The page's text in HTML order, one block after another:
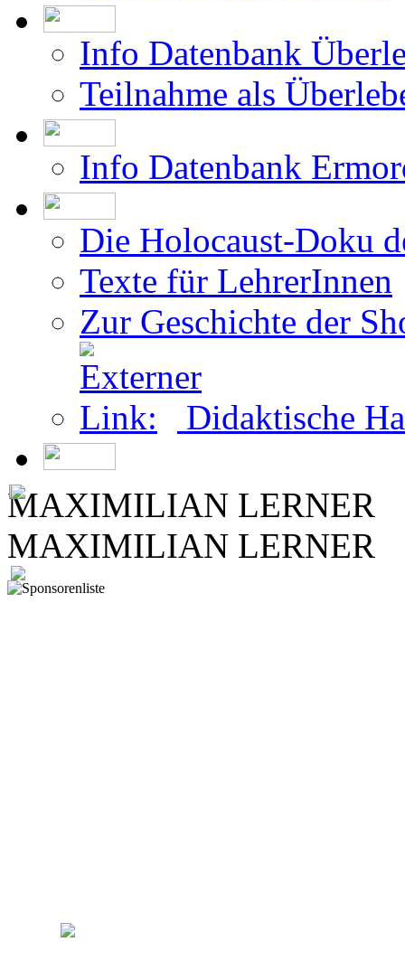
Info Datenbank
Teilnahme als
Info Datenbank
Die Holocaust-Doku
Texte für LehrerInnen
Zur Geschichte der
Didaktische
MAXIMILIAN LERNER
MAXIMILIAN LERNER